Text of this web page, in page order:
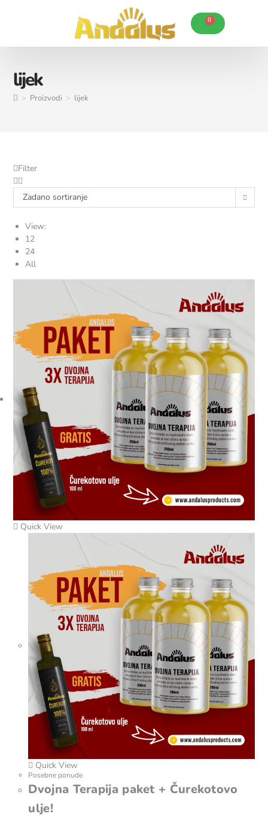
0
lijek
> Proizvodi > lijek
Filter
Zadano sortiranje
View:
12
24
All
Quick View
Quick View
Posebne ponude
Dvojna Terapija paket + Čurekotovo
ulje!